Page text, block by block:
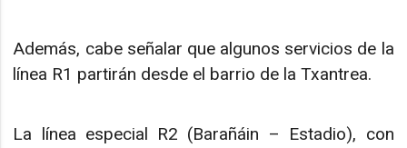
Además, cabe señalar que algunos servicios de la
línea R1 partirán desde el barrio de la Txantrea.
La línea especial R2 (Barañáin – Estadio), con